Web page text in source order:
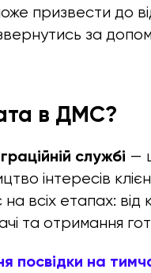
призвести до
за
в ДМС?
службі —
інтересів
етапах: від
та отримання
посвідки на